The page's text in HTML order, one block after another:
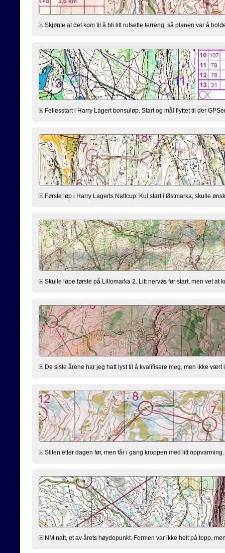
Skjønte at det kom til å bli litt rufsette terreng, så planen var å
Fellesstart i Harry Lagert bonsuløp. Start og mål flyttet til der
Første løp i Harry Lagerts Nattcup. Kul start i Østmarka, skulle
Skulle løpe første på Lillomarka 2. Litt nervøs før start, men vet at
De siste årene har jeg hatt lyst til å kvalifisere meg, men ikke
Sliten etter dagen før, men får i gang kroppen med litt
NM natt, et av årets høydepunkt. Formen var ikke helt på topp,